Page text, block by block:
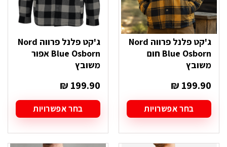
ג'קט פלנל פרווה Nord
Blue Osborn חום
משובץ
₪ 199.90
בחר אפשרויות
זה
יש
ג'קט פלנל פרווה Nord
Blue Osborn אפור
משובץ
₪ 199.90
בחר אפשרויות
זה
יש